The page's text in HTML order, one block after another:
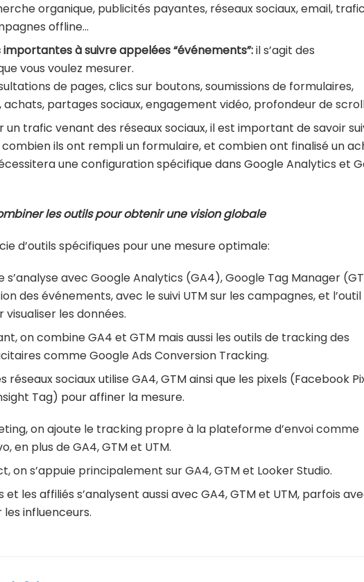
organique, publicités payantes, réseaux sociaux, email, trafic
offline…
à suivre appelées “événements”:il s’agit des
vous voulez mesurer.
de pages, clics sur boutons, soumissions de formulaires,
partages sociaux, engagement vidéo, profondeur de
un trafic venant des réseaux sociaux, il est important de savoir
ils ont rempli un formulaire, et combien ont finalisé un
une configuration spécifique dans Google Analytics et
les outils pour obtenir une vision globale
d’outils spécifiques pour une mesure optimale:
s’analyse avec Google Analytics (GA4), Google Tag Manager
des événements, avec le suivi UTM sur les campagnes, et l’outil
visualiser les données.
on combine GA4 et GTM mais aussi les outils de tracking des
comme Google Ads Conversion Tracking.
sociaux utilise GA4, GTM ainsi que les pixels (Facebook
Tag) pour affiner la mesure.
on ajoute le tracking propre à la plateforme d’envoi comme
en plus de GA4, GTM et UTM.
on s’appuie principalement sur GA4, GTM et Looker Studio.
les affiliés s’analysent aussi avec GA4, GTM et UTM, parfois
influenceurs.